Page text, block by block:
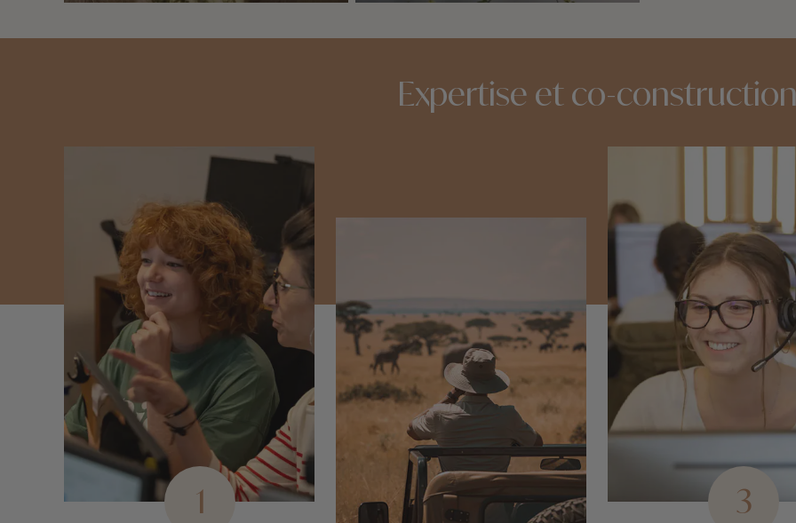
Expertise et co-
1 3